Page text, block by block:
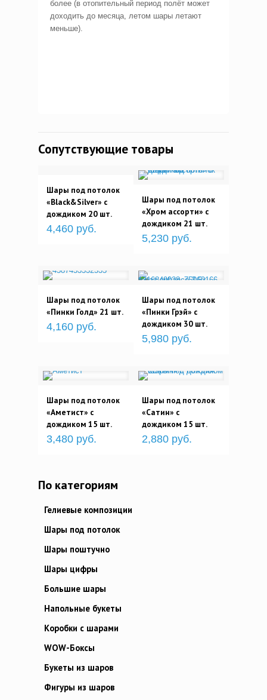
более (в отопительный период полёт может
доходить до месяца, летом шары летают
меньше).
Сопутствующие товары
Шары под потолок
«Black&Silver» с
дождиком 20 шт.
4,460 руб.
Шары под потолок
«Хром ассорти» с
дождиком 21 шт.
5,230 руб.
Шары под потолок
«Пинки Голд» 21 шт.
4,160 руб.
Шары под потолок
«Пинки Грэй» с
дождиком 30 шт.
5,980 руб.
Шары под потолок
«Аметист» с
дождиком 15 шт.
3,480 руб.
Шары под потолок
«Сатин» с
дождиком 15 шт.
2,880 руб.
По категориям
Гелиевые композиции
Шары под потолок
Шары поштучно
Шары цифры
Большие шары
Напольные букеты
Коробки с шарами
WOW-Боксы
Букеты из шаров
Фигуры из шаров